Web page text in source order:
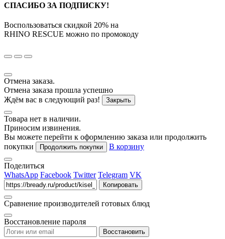
СПАСИБО ЗА ПОДПИСКУ!
Воспользоваться скидкой 20% на
RHINO RESCUE можно по промокоду
Отмена заказа.
Отмена заказа прошла успешно
Ждём вас в следующий раз!
Закрыть
Товара нет в наличии.
Приносим извинения.
Вы можете перейти к оформлению заказа или продолжить
покупки
Продолжить покупки В корзину
Поделиться
WhatsApp Facebook Twitter Telegram VK
Копировать
Сравнение производителей готовых блюд
Восстановление пароля
Восстановить